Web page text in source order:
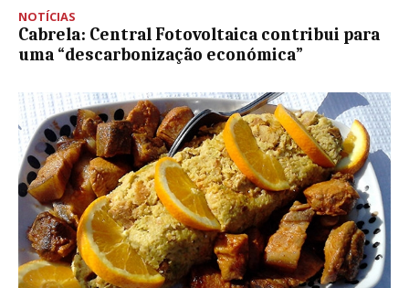
NOTÍCIAS
Cabrela: Central Fotovoltaica contribui para
uma “descarbonização económica”